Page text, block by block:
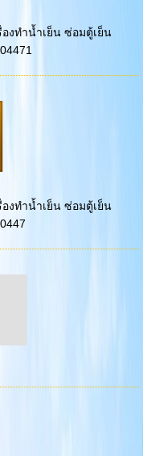
งทำน้ำเย็น ซ่อมตู้เย็น
งทำน้ำเย็น ซ่อมตู้เย็น